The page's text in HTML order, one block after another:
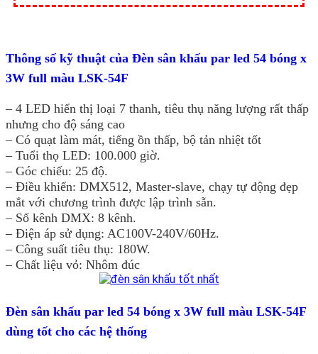
Thông số kỹ thuật của Đèn sân khấu par led 54 bóng x
3W full màu LSK-54F
– 4 LED hiển thị loại 7 thanh, tiêu thụ năng lượng rất thấp
nhưng cho độ sáng cao
– Có quạt làm mát, tiếng ồn thấp, bộ tản nhiệt tốt
– Tuổi thọ LED: 100.000 giờ.
– Góc chiếu: 25 độ.
– Điều khiển: DMX512, Master-slave, chạy tự động đẹp
mắt với chương trình được lập trình sẵn.
– Số kênh DMX: 8 kênh.
– Điện áp sử dụng: AC100V-240V/60Hz.
– Công suất tiêu thụ: 180W.
– Chất liệu vỏ: Nhôm đúc
Đèn sân khấu par led 54 bóng x 3W full màu LSK-54F
dùng tốt cho các hệ thống